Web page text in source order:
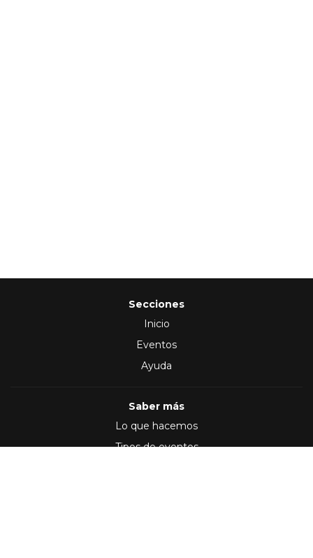
Secciones
Inicio
Eventos
Ayuda
Saber más
Lo que hacemos
Tipos de eventos